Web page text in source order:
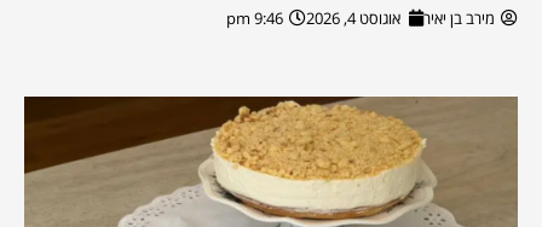
מירב בן יאיר אוגוסט 4, 2026 9:46 pm